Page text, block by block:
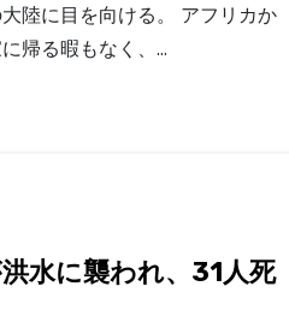
陸に目を向ける。 アフリカか
帰る暇もなく、…
水に襲われ、31人死